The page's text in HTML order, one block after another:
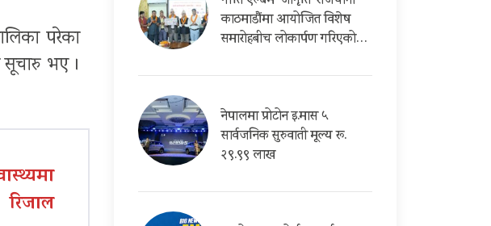
परेका
भए ।
काठमाडौंमा आयोजित विशेष
समारोहबीच लोकार्पण गरिएको…
नेपालमा प्रोटोन इ.मास ५
सार्वजनिक सुरुवाती मूल्य रू.
२९.९९ लाख